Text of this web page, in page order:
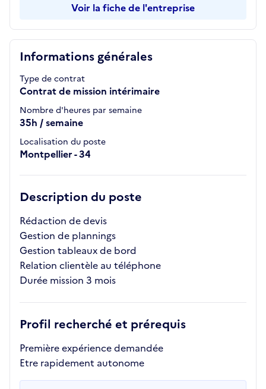
Informations générales
Type de contrat
Contrat de mission intérimaire
Nombre d'heures par semaine
35h / semaine
Localisation du poste
Montpellier - 34
Description du poste
Rédaction de devis
Gestion de plannings
Gestion tableaux de bord
Relation clientèle au téléphone
Durée mission 3 mois
Profil recherché et prérequis
Première expérience demandée
Etre rapidement autonome
Voir la fiche de l'entreprise